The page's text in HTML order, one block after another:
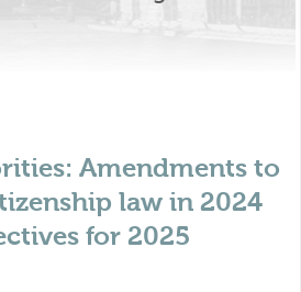
Amendments to
law in 2024
for 2025